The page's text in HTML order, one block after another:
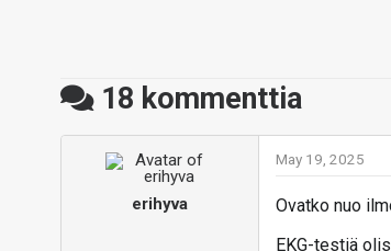
18 kommenttia
erihyva
May 19, 2025
Ovatko nuo
EKG-testiä